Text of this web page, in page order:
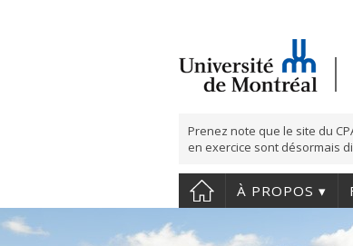
Prenez note que le site du
en exercice sont désormais
À PROPOS